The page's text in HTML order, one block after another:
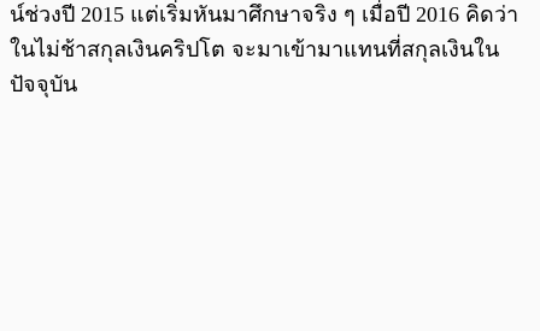
น์ช่วงปี 2015 แต่เริ่มหันมาศึกษาจริง ๆ เมื่อปี 2016 คิดว่า
ในไม่ช้าสกุลเงินคริปโต จะมาเข้ามาแทนที่สกุลเงินใน
ปัจจุบัน